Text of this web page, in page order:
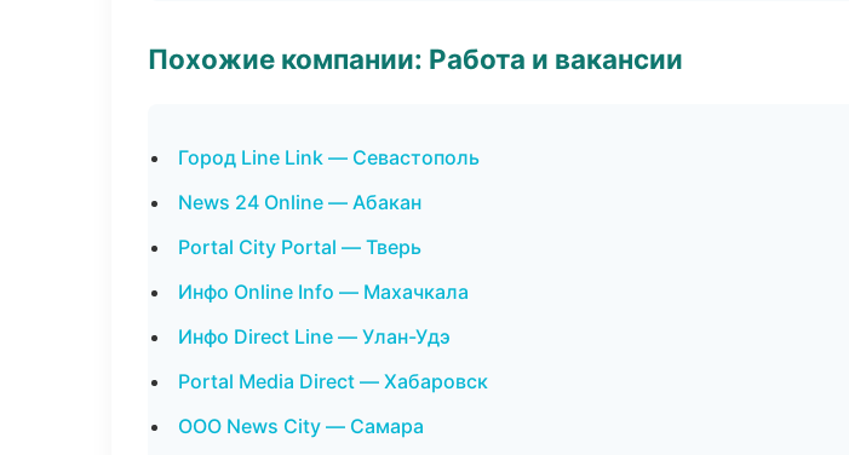
Похожие компании: Работа и вакансии
Город Line Link — Севастополь
News 24 Online — Абакан
Portal City Portal — Тверь
Инфо Online Info — Махачкала
Инфо Direct Line — Улан-Удэ
Portal Media Direct — Хабаровск
ООО News City — Самара